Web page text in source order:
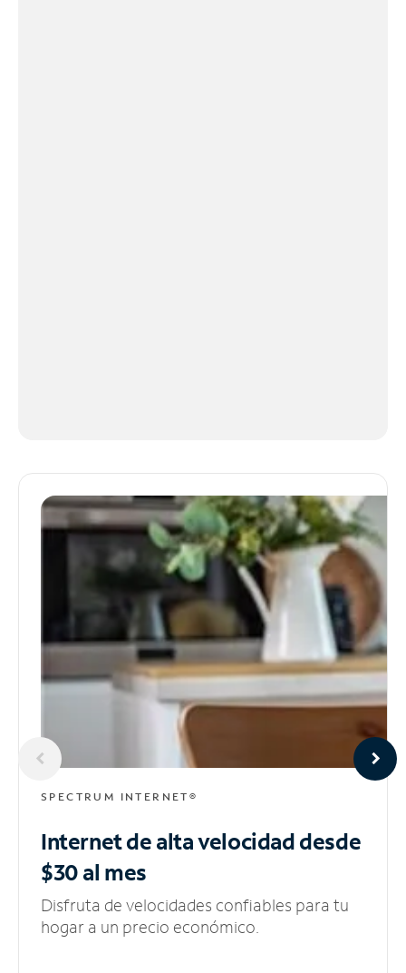
SPECTRUM INTERNET®
Internet de alta velocidaddesde
$30 al mes
Disfruta de velocidades confiables para tu
hogar a un precio económico.